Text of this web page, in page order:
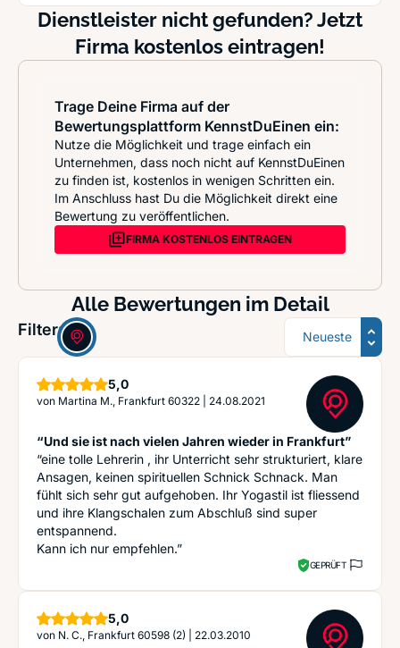
Dienstleister nicht gefunden? Jetzt
Firma kostenlos eintragen!
Trage Deine Firma auf der
Bewertungsplattform KennstDuEinen ein:
Nutze die Möglichkeit und trage einfach ein
Unternehmen, dass noch nicht auf KennstDuEinen
zu finden ist, kostenlos in wenigen Schritten ein.
Im Anschluss hast Du die Möglichkeit direkt eine
Bewertung zu veröffentlichen.
FIRMA KOSTENLOS EINTRAGEN
Alle Bewertungen im Detail
Filter: Sortierung
5,0Sterne
von Martina M., Frankfurt 60322 24.08.2021
“Und sie ist nach vielen Jahren wieder in Frankfurt”
“eine tolle Lehrerin , ihr Unterricht sehr strukturiert, klare
Ansagen, keinen spirituellen Schnick Schnack. Man
fühlt sich sehr gut aufgehoben. Ihr Yogastil ist fliessend
und ihre Klangschalen zum Abschluß sind super
entspannend.
Kann ich nur empfehlen.”
GEPRÜFT
5,0Sterne
von N. C., Frankfurt 60598 (2) 22.03.2010